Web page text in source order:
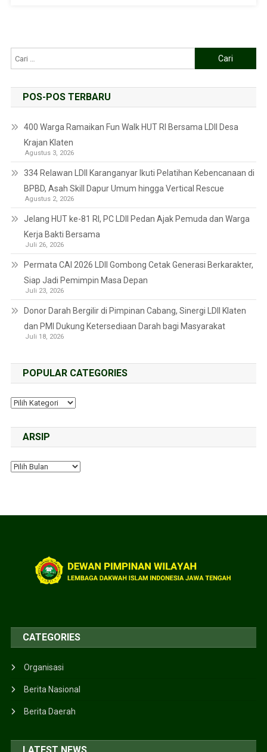
POS-POS TERBARU
400 Warga Ramaikan Fun Walk HUT RI Bersama LDII Desa
Krajan Klaten
Agustus 3, 2026
334 Relawan LDII Karanganyar Ikuti Pelatihan Kebencanaan di
BPBD, Asah Skill Dapur Umum hingga Vertical Rescue
Agustus 2, 2026
Jelang HUT ke-81 RI, PC LDII Pedan Ajak Pemuda dan Warga
Kerja Bakti Bersama
Juli 26, 2026
Permata CAI 2026 LDII Gombong Cetak Generasi Berkarakter,
Siap Jadi Pemimpin Masa Depan
Juli 23, 2026
Donor Darah Bergilir di Pimpinan Cabang, Sinergi LDII Klaten
dan PMI Dukung Ketersediaan Darah bagi Masyarakat
Juli 18, 2026
POPULAR CATEGORIES
ARSIP
CATEGORIES
Organisasi
Berita Nasional
Berita Daerah